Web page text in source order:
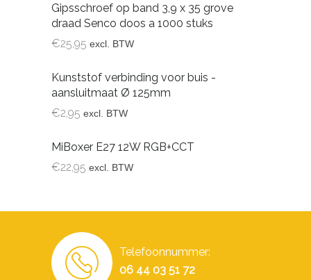
Gipsschroef op band 3,9 x 35 grove
draad Senco doos a 1000 stuks
€25,95 excl. BTW
Kunststof verbinding voor buis -
aansluitmaat Ø 125mm
€2,95 excl. BTW
MiBoxer E27 12W RGB+CCT
€22,95 excl. BTW
Telefoonnummer:
06 44 03 51 72